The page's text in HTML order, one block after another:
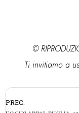
©
Ti invitiamo a
PREC.